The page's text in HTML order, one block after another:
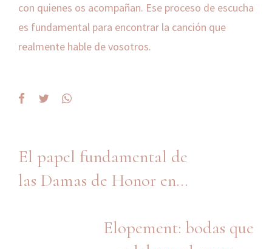
con quienes os acompañan. Ese proceso de escucha
es fundamental para encontrar la canción que
realmente hable de vosotros.
El papel fundamental de
las Damas de Honor en
Elopement: bodas que